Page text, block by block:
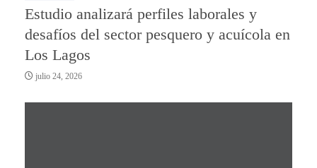
Estudio analizará perfiles laborales y
desafíos del sector pesquero y acuícola en
Los Lagos
julio 24, 2026